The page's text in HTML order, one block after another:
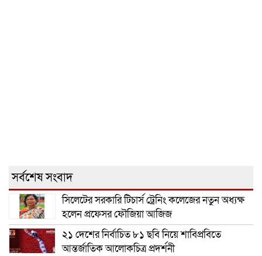
সর্বশেষ সংবাদ
সিলেটের সরকারি টিচার্স ট্রেনিং কলেজের নতুন অধ্যক্ষ
হলেন প্রফেসর ফৌজিয়া আজিজ
২১ দেশের নির্বাচিত ৮১ ছবি নিয়ে শাবিপ্রবিতে
আন্তর্জাতিক আলোকচিত্র প্রদর্শনী